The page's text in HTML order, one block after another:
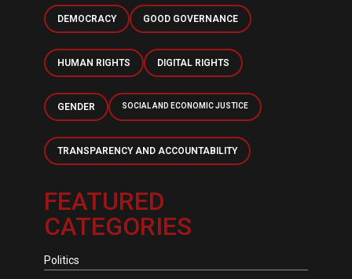
DEMOCRACY GOOD GOVERNANCE
HUMAN RIGHTS DIGITAL RIGHTS
GENDER SOCIAL AND ECONOMIC JUSTICE
TRANSPARENCY AND ACCOUNTABILITY
FEATURED
CATEGORIES
Politics